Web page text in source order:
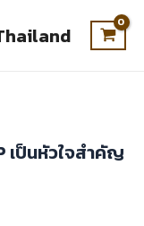
เป็นหัวใจสำคัญ
product
options
may
product
may
product
may